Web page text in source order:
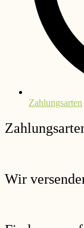
Zahlungsarten
Wir